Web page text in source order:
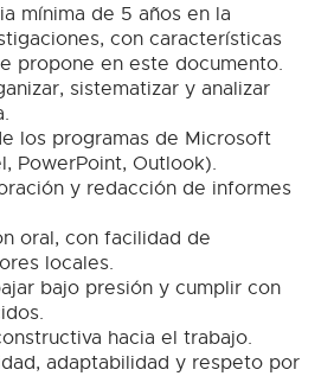
mínima de 5 años en la
con características
propone en este documento.
sistematizar y analizar
los programas de Microsoft
PowerPoint, Outlook).
y redacción de informes
oral, con facilidad de
locales.
bajo presión y cumplir con
hacia el trabajo.
adaptabilidad y respeto por